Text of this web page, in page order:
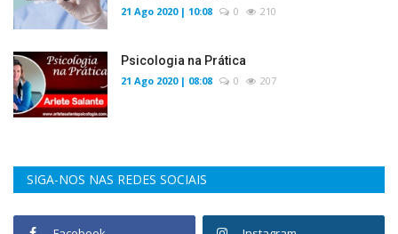
21 Ago 2020 | 10:08 0 210
Psicologia na Prática
21 Ago 2020 | 08:08 0 207
SIGA-NOS NAS REDES SOCIAIS